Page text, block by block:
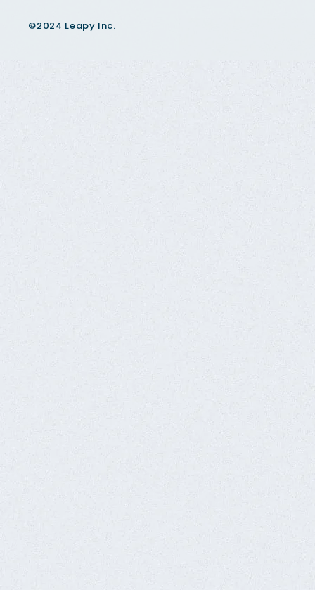
©2024 Leapy Inc.